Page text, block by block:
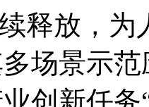
释放，为
场景示